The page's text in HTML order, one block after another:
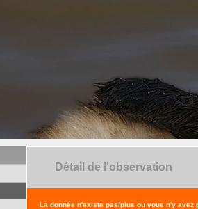
Détail de l'observation
La donnée n'existe pas/plus ou vous n'y avez